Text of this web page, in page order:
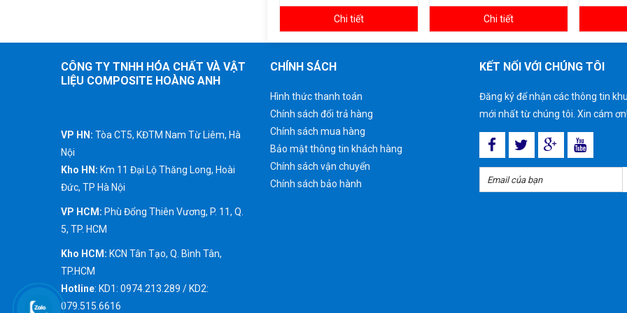
Chi tiết Chi tiết
CÔNG TY TNHH HÓA CHẤT VÀ VẬT
LIỆU COMPOSITE HOÀNG ANH
VP HN: Tòa CT5, KĐTM Nam Từ Liêm, Hà
Nội
Kho HN: Km 11 Đại Lộ Thăng Long, Hoài
Đức, TP Hà Nội
VP HCM: Phù Đổng Thiên Vương, P. 11, Q.
5, TP. HCM
Kho HCM: KCN Tân Tạo, Q. Bình Tân,
TP.HCM
Hotline: KD1: 0974.213.289 / KD2:
079.515.6616
CHÍNH SÁCH
Hình thức thanh toán
Chính sách đổi trả hàng
Chính sách mua hàng
Bảo mật thông tin khách hàng
Chính sách vận chuyển
Chính sách bảo hành
KẾT NỐI VỚI CHÚNG TÔI
Đăng ký để nhận các thông tin
mới nhất từ chúng tôi. Xin cám ơn!